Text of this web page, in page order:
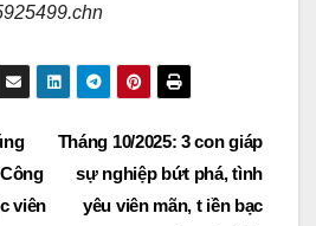
Tháng 10/2025: 3 con giáp
sự nghiệp bứt phá, tình
yêu viên mãn, t iền bạc
viên